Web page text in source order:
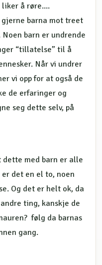
å røre....
barna mot treet
barn er undrende
“tillatelse” til å
Når vi undrer
vi opp for at også de
de erfaringer og
seg dette selv, på
med barn er alle
det en el to, noen
Og det er helt ok, da
ting, kanskje de
følg da barnas
gang.